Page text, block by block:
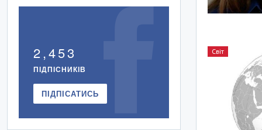
Світ
2,453
ПІДПІСНИКІВ
ПІДПІСАТИСЬ